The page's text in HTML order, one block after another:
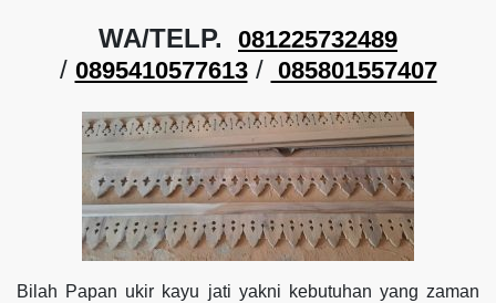
WA/TELP. 081225732489
/ 0895410577613/ 085801557407
Bilah Papan ukir kayu jati yakni kebutuhan yang zaman